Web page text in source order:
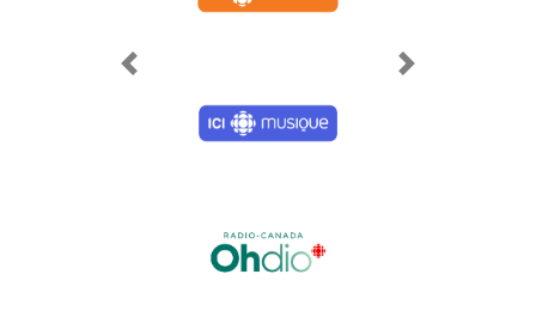
Previous Next